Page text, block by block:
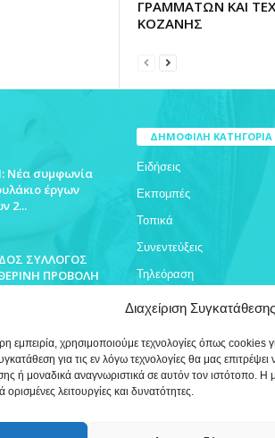
Διαχείριση Συγκατάθεσης
εμπειρία, χρησιμοποιούμε τεχνολογίες όπως
για τις εν λόγω τεχνολογίες θα μας
ή μοναδικά αναγνωριστικά σε αυτόν τον ιστότοπο.
λειτουργίες και δυνατότητες.
ΓΡΑΜΜΑΤΩΝ ΚΑΙ
ΚΟΖΑΝΗΣ
Νέα συμφωνία
έργων
2...
ΣΥΛΛΟΓΟΣ
ΠΡΟΒΟΛΗ
ΔΗΜΟΦΙΛΗ ΚΑΤΗΓΟΡΙΑ
Ειδήσεις
Εκπομπές
Τοπικά
Συνεντεύξεις
Τηλεόραση